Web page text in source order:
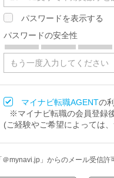
パスワードを表示する
パスワードの安全性
マイナビ転職AGENTの
※マイナビ転職の会員登録
(ご経験やご希望によっては
mynavi.jp」からのメール受信許